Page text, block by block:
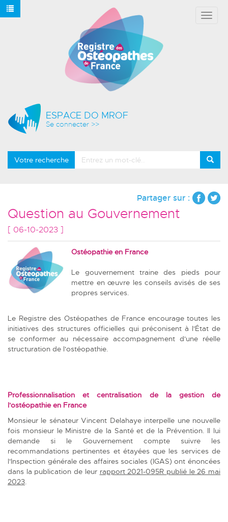
ESPACE DO MROF
Se connecter >>
Votre recherche
Partager sur :
Question au Gouvernement
[ 06-10-2023 ]
Ostéopathie en France
Le gouvernement traine des pieds pour
mettre en œuvre les conseils avisés de ses
propres services.
Le Registre des Ostéopathes de France encourage toutes les
initiatives des structures officielles qui préconisent à l'État de
se conformer au nécessaire accompagnement d'une réelle
structuration de l'ostéopathie.
Professionnalisation et centralisation de la gestion de
l'ostéopathie en France
Monsieur le sénateur Vincent Delahaye interpelle une nouvelle
fois monsieur le Ministre de la Santé et de la Prévention. Il lui
demande si le Gouvernement compte suivre les
recommandations pertinentes et étayées que les services de
l'Inspection générale des affaires sociales (IGAS) ont énoncées
dans la publication de leur rapport 2021-095R publié le 26 mai
2023.